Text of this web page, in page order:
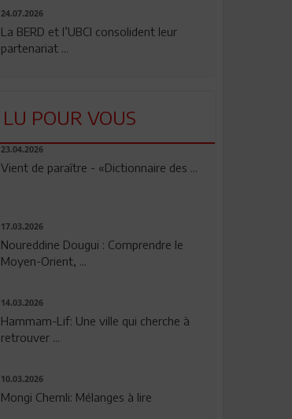
24.07.2026
La BERD et l’UBCI consolident leur
partenariat ...
LU POUR VOUS
23.04.2026
Vient de paraître - «Dictionnaire des ...
17.03.2026
Noureddine Dougui : Comprendre le
Moyen-Orient, ...
14.03.2026
Hammam-Lif: Une ville qui cherche à
retrouver ...
10.03.2026
Mongi Chemli: Mélanges à lire